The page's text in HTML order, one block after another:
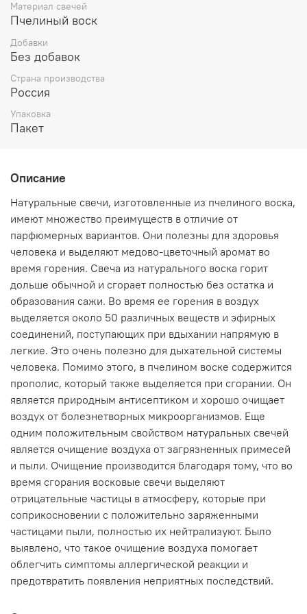
Если это энергия желания, страсти, любви или
ненависти, то она обязательно возрастает. Если это
уничтожить, свести к минимуму.
защита
Материал свечей
Пчелиный воск
Добавки
Без добавок
Страна производства
Россия
Упаковка
Пакет
Описание
Натуральные свечи, изготовленные из пчелиного воска,
имеют множество преимуществ в отличие от
парфюмерных вариантов. Они полезны для здоровья
человека и выделяют медово-цветочный аромат во
время горения. Свеча из натурального воска горит
дольше обычной и сгорает полностью без остатка и
образования сажи. Во время ее горения в воздух
выделяется около 50 различных веществ и эфирных
соединений, поступающих при вдыхании напрямую в
легкие. Это очень полезно для дыхательной системы
человека. Помимо этого, в пчелином воске содержится
прополис, который также выделяется при сгорании. Он
является природным антисептиком и хорошо очищает
воздух от болезнетворных микроорганизмов. Еще
одним положительным свойством натуральных свечей
является очищение воздуха от загрязненных примесей
и пыли. Очищение производится благодаря тому, что во
время сгорания восковые свечи выделяют
отрицательные частицы в атмосферу, которые при
соприкосновении с положительно заряженными
частицами пыли, полностью их нейтрализуют. Было
выявлено, что такое очищение воздуха помогает
облегчить симптомы аллергической реакции и
предотвратить появления неприятных последствий.